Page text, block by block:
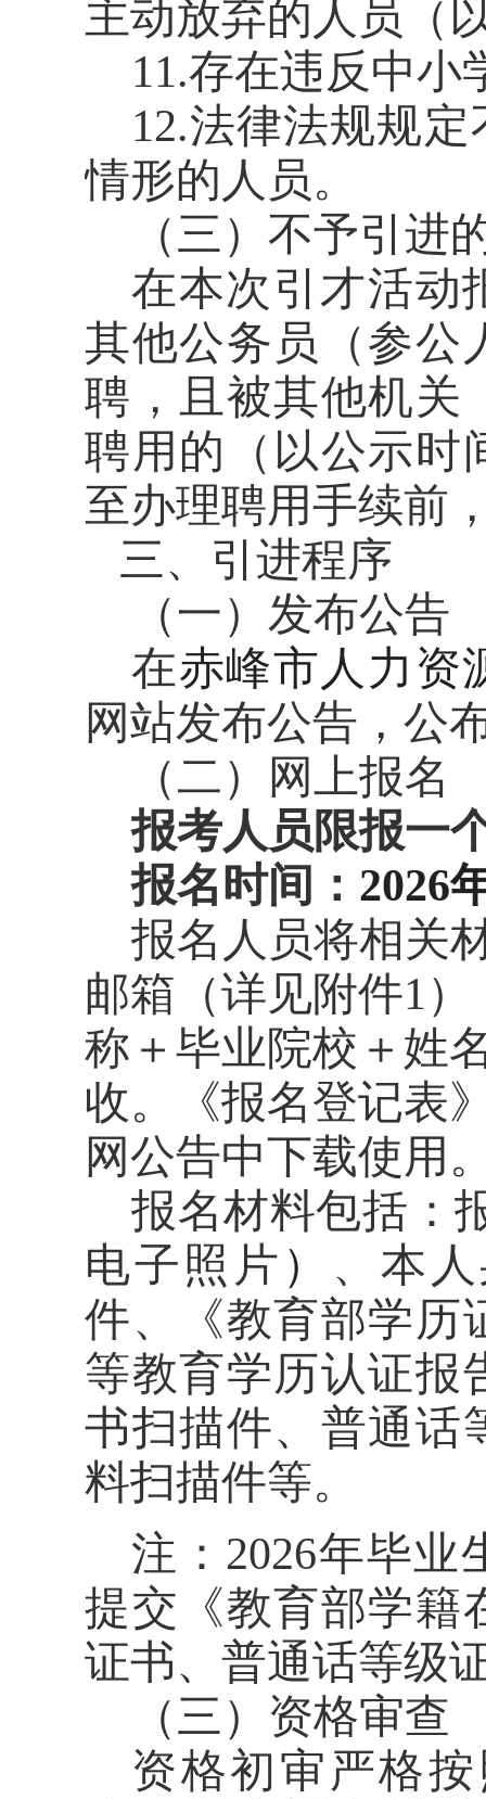
主动放弃的人员（
11.存在违反中小
12.法律法规规
情形的人员。
（三）不予引进
在本次引才活动
其他公务员（参公
聘，且被其他机关
聘用的（以公示时
至办理聘用手续前
三、引进程序
（一）发布公告
在赤峰市 人力资
网站发布公告，公
（二）
网上报名
报考人员限报一
报名时间： 2026
报名人员将相关
邮箱（详见附件1
称＋毕业院校＋姓
收。《报名登记表
网公告中下载使用
报名材料包括：
电子照片 ） 、本
件、《教育部学历
等教育学历认证报
书扫描件、普通话
料扫描件等。
注： 2026年毕业
提交《教育部学籍
证书、普通话等级
（三）资格审查
资格初审严格